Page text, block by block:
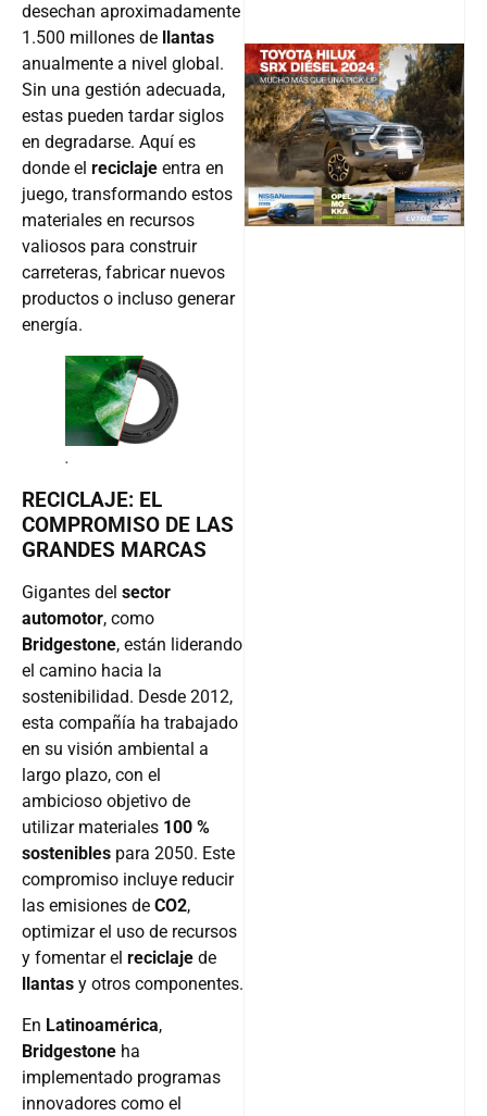
desechan aproximadamente
1.500 millones de llantas
anualmente a nivel global.
Sin una gestión adecuada,
estas pueden tardar siglos
en degradarse. Aquí es
donde el reciclaje entra en
juego, transformando estos
materiales en recursos
valiosos para construir
carreteras, fabricar nuevos
productos o incluso generar
energía.
.
RECICLAJE: EL
COMPROMISO DE LAS
GRANDES MARCAS
Gigantes del sector
automotor, como
Bridgestone, están liderando
el camino hacia la
sostenibilidad. Desde 2012,
esta compañía ha trabajado
en su visión ambiental a
largo plazo, con el
ambicioso objetivo de
utilizar materiales 100 %
sostenibles para 2050. Este
compromiso incluye reducir
las emisiones de CO2,
optimizar el uso de recursos
y fomentar el reciclaje de
llantas y otros componentes.
En Latinoamérica,
Bridgestone ha
implementado programas
innovadores como el
Follow